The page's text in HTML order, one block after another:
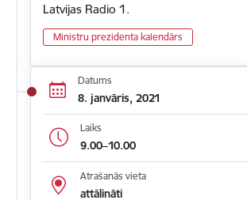
Latvijas Radio 1.
Ministru prezidenta kalendārs
Datums
8. janvāris, 2021
Laiks
9.00–10.00
Atrašanās vieta
attālināti